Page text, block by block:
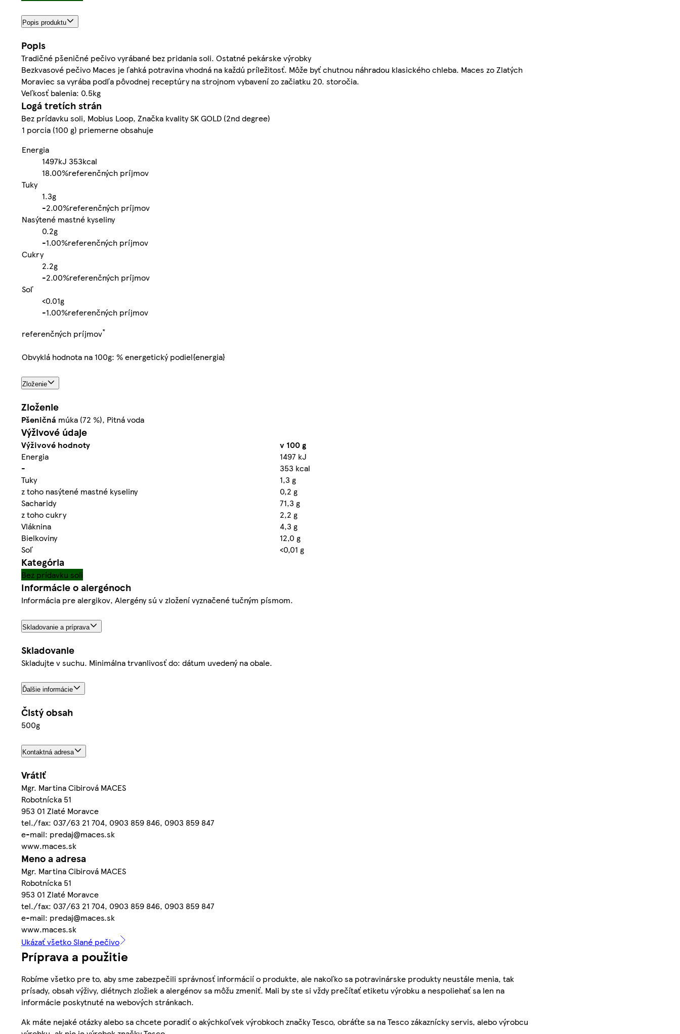
Popis produktu
Popis
Tradičné pšeničné pečivo vyrábané bez pridania soli. Ostatné pekárske výrobky
Bezkvasové pečivo Maces je ľahká potravina vhodná na každú príležitosť. Môže byť chutnou náhradou klasického chleba. Maces zo Zlatých
Moraviec sa vyrába podľa pôvodnej receptúry na strojnom vybavení zo začiatku 20. storočia.
Veľkosť balenia: 0.5kg
Logá tretích strán
Bez prídavku soli, Mobius Loop, Značka kvality SK GOLD (2nd degree)
1 porcia (100 g) priemerne obsahuje
Energia
1497kJ 353kcal
18.00%referenčných príjmov
Tuky
1.3g
-2.00%referenčných príjmov
Nasýtené mastné kyseliny
0.2g
-1.00%referenčných príjmov
Cukry
2.2g
-2.00%referenčných príjmov
Soľ
<0.01g
-1.00%referenčných príjmov
referenčných príjmov*
Obvyklá hodnota na 100g: % energetický podiel{energia}
Zloženie
Zloženie
Pšeničná múka (72 %), Pitná voda
Výživové údaje
Výživové hodnoty
v 100 g
Energia
1497 kJ
-
353 kcal
Tuky
1,3 g
z toho nasýtené mastné kyseliny
0,2 g
Sacharidy
71,3 g
z toho cukry
2,2 g
Vláknina
4,3 g
Bielkoviny
12,0 g
Soľ
<0,01 g
Kategória
Bez prídavku soli
Informácie o alergénoch
Informácia pre alergikov, Alergény sú v zložení vyznačené tučným písmom.
Skladovanie a príprava
Skladovanie
Skladujte v suchu. Minimálna trvanlivosť do: dátum uvedený na obale.
Ďalšie informácie
Čistý obsah
500g
Kontaktná adresa
Vrátiť
Mgr. Martina Cibirová MACES
Robotnícka 51
953 01 Zlaté Moravce
tel./fax: 037/63 21 704, 0903 859 846, 0903 859 847
e-mail: predaj@maces.sk
www.maces.sk
Meno a adresa
Mgr. Martina Cibirová MACES
Robotnícka 51
953 01 Zlaté Moravce
tel./fax: 037/63 21 704, 0903 859 846, 0903 859 847
e-mail: predaj@maces.sk
www.maces.sk
Ukázať všetko Slané pečivo
Príprava a použitie
Robíme všetko pre to, aby sme zabezpečili správnosť informácií o produkte, ale nakoľko sa potravinárske produkty neustále menia, tak
prísady, obsah výživy, diétnych zložiek a alergénov sa môžu zmeniť. Mali by ste si vždy prečítať etiketu výrobku a nespoliehať sa len na
informácie poskytnuté na webových stránkach.
Ak máte nejaké otázky alebo sa chcete poradiť o akýchkoľvek výrobkoch značky Tesco, obráťte sa na Tesco zákaznícky servis, alebo výrobcu